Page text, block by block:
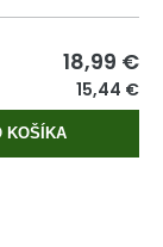
18,99 €
15,44 €
KOŠÍKA